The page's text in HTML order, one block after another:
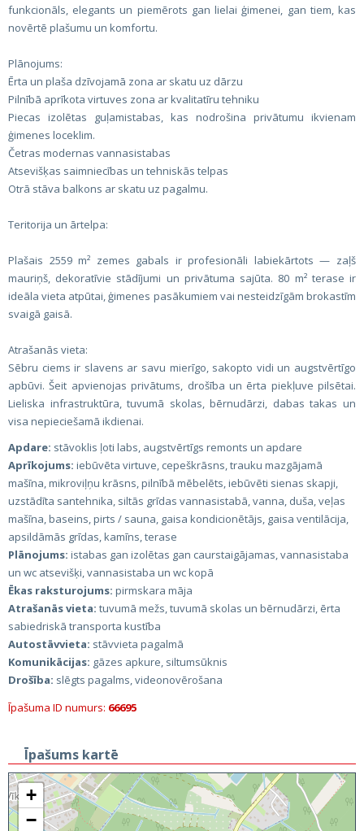
funkcionāls, elegants un piemērots gan lielai ģimenei, gan tiem, kas
novērtē plašumu un komfortu.
Plānojums:
Ērta un plaša dzīvojamā zona ar skatu uz dārzu
Pilnībā aprīkota virtuves zona ar kvalitatīru tehniku
Piecas izolētas guļamistabas, kas nodrošina privātumu ikvienam
ģimenes loceklim.
Četras modernas vannasistabas
Atsevišķas saimniecības un tehniskās telpas
Otrā stāva balkons ar skatu uz pagalmu.
Teritorija un ārtelpa:
Plašais 2559 m² zemes gabals ir profesionāli labiekārtots — zaļš
mauriņš, dekoratīvie stādījumi un privātuma sajūta. 80 m² terase ir
ideāla vieta atpūtai, ģimenes pasākumiem vai nesteidzīgām brokastīm
svaigā gaisā.
Atrašanās vieta:
Sēbru ciems ir slavens ar savu mierīgo, sakopto vidi un augstvērtīgo
apbūvi. Šeit apvienojas privātums, drošība un ērta piekļuve pilsētai.
Lieliska infrastruktūra, tuvumā skolas, bērnudārzi, dabas takas un
visa nepieciešamā ikdienai.
Apdare: stāvoklis ļoti labs, augstvērtīgs remonts un apdare
Aprīkojums: iebūvēta virtuve, cepeškrāsns, trauku mazgājamā
mašīna, mikroviļņu krāsns, pilnībā mēbelēts, iebūvēti sienas skapji,
uzstādīta santehnika, siltās grīdas vannasistabā, vanna, duša, veļas
mašīna, baseins, pirts / sauna, gaisa kondicionētājs, gaisa ventilācija,
apsildāmās grīdas, kamīns, terase
Plānojums: istabas gan izolētas gan caurstaigājamas, vannasistaba
un wc atsevišķi, vannasistaba un wc kopā
Ēkas raksturojums: pirmskara māja
Atrašanās vieta: tuvumā mežs, tuvumā skolas un bērnudārzi, ērta
sabiedriskā transporta kustība
Autostāvvieta: stāvvieta pagalmā
Komunikācijas: gāzes apkure, siltumsūknis
Drošība: slēgts pagalms, videonovērošana
Īpašuma ID numurs: 66695
Īpašums kartē
+
−